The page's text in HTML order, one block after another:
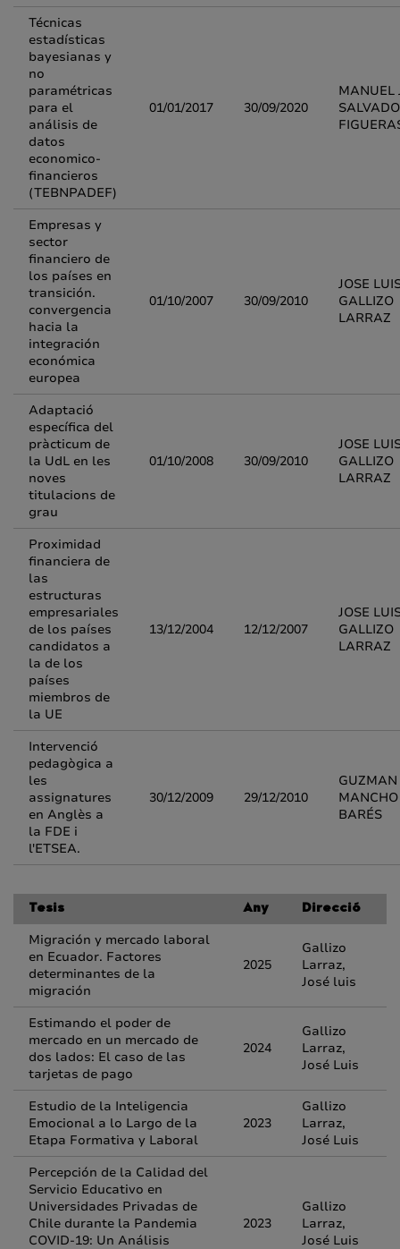
Técnicas
estadísticas
bayesianas y
no
paramétricas
para el
análisis de
datos
economico-
financieros
(TEBNPADEF)
01/01/2017 30/09/2020
MANUEL
Empresas y
sector
financiero de
los países en
transición.
convergencia
hacia la
integración
económica
europea
01/10/2007 30/09/2010
JOSE
GALLIZO
LARRAZ
Adaptació
específica del
pràcticum de
la UdL en les
noves
titulacions de
grau
01/10/2008 30/09/2010
JOSE
GALLIZO
LARRAZ
Proximidad
financiera de
las
estructuras
empresariales
de los países
candidatos a
la de los
países
miembros de
la UE
13/12/2004 12/12/2007
JOSE
GALLIZO
LARRAZ
Intervenció
pedagògica a
les
assignatures
en Anglès a
la FDE i
l'ETSEA.
30/12/2009 29/12/2010
GUZMAN
MANCHO
BARÉS
Tesis Any Direcció
Migración y mercado laboral
en Ecuador. Factores
determinantes de la
migración
2025
Gallizo
Larraz,
José luis
Estimando el poder de
mercado en un mercado de
dos lados: El caso de las
tarjetas de pago
2024
Gallizo
Larraz,
José Luis
Estudio de la Inteligencia
Emocional a lo Largo de la
Etapa Formativa y Laboral
2023
Gallizo
Larraz,
José Luis
Percepción de la Calidad del
Servicio Educativo en
Universidades Privadas de
Chile durante la Pandemia
COVID-19: Un Análisis
2023
Gallizo
Larraz,
José Luis